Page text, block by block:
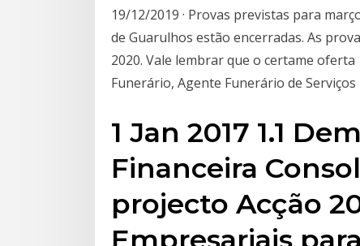
19/12/2019 · Provas previstas para
de Guarulhos estão encerradas. As
2020. Vale lembrar que o certame
Funerário, Agente Funerário de
1 Jan 2017 1.1
Financeira
projecto Acção